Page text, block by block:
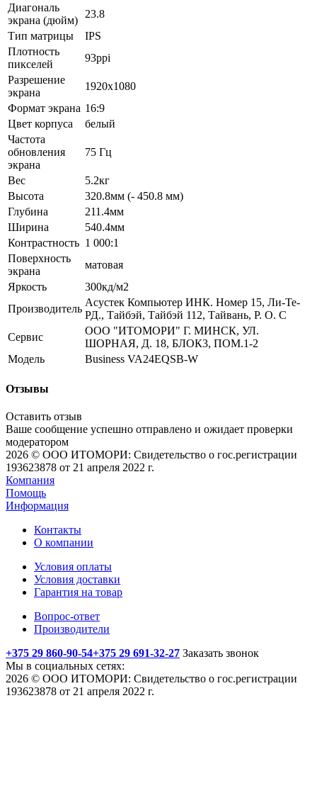
Диагональ
экрана (дюйм)
23.8
Тип матрицы
IPS
Плотность
пикселей
93ppi
Разрешение
экрана
1920x1080
Формат экрана 16:9
Цвет корпуса
белый
Частота
обновления
экрана
75 Гц
Вес
5.2кг
Высота
320.8мм (- 450.8 мм)
Глубина
211.4мм
Ширина
540.4мм
Контрастность 1 000:1
Поверхность
экрана
матовая
Яркость
300кд/м2
Производитель
Асустек Компьютер ИНК. Номер 15, Ли-Те-
РД., Тайбэй, Тайбэй 112, Тайвань, Р. О. С
Сервис
ООО "ИТОМОРИ" Г. МИНСК, УЛ.
ШОРНАЯ, Д. 18, БЛОК3, ПОМ.1-2
Модель
Business VA24EQSB-W
Отзывы
Оставить отзыв
Ваше сообщение успешно отправлено и ожидает проверки
модератором
2026 © ООО ИТОМОРИ: Свидетельство о гос.регистрации
193623878 от 21 апреля 2022 г.
Компания
Помощь
Информация
Контакты
О компании
Условия оплаты
Условия доставки
Гарантия на товар
Вопрос-ответ
Производители
+375 29 860-90-54+375 29 691-32-27 Заказать звонок
Мы в социальных сетях:
2026 © ООО ИТОМОРИ: Свидетельство о гос.регистрации
193623878 от 21 апреля 2022 г.